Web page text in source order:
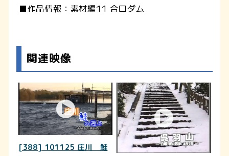
■作品情報：素材編11 合口ダム
関連映像
[388] 101125 庄川 鮭